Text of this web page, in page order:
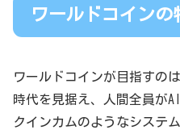
ワールドコインの
ワールドコインが目指すの
時代を見据え、人間全員が
クインカムのようなシステム